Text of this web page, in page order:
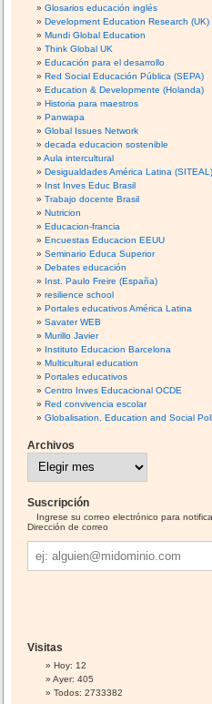
Glosarios educación inglés
Development Education Research (UK)
Mundi Global Education
Think Global UK
Educación para el desarrollo
Red Social Educación Pública (SEPA)
Education & Developmente (Holanda)
Historia para maestros
Panwapa
Global Issues Network
decada educacion sostenible
Aula intercultural
Desigualdades América Latina (SITEAL)
Inst Inves Educ Brasil
Trabajo docente Brasil
Nutricion
Educacion-francia
Encuestas Educacion EEUU
Seminario Educa Superior
Debates educación
Inst. Paulo Freire (España)
resilience school
Portales educativos América Latina
Savater WEB
Murillo Javier
Instituto Educacion Barcelona
Multicultural education
Portales educativos
Centro Inves Educacional OCDE
Red convivencia escolar
Globalisation, Education and Social
Archivos
h
v
Suscripción
Ingrese su correo electrónico para
Dirección de correo
Dirección
de
correo
Visitas
Hoy: 12
Ayer: 405
Todos: 2733382